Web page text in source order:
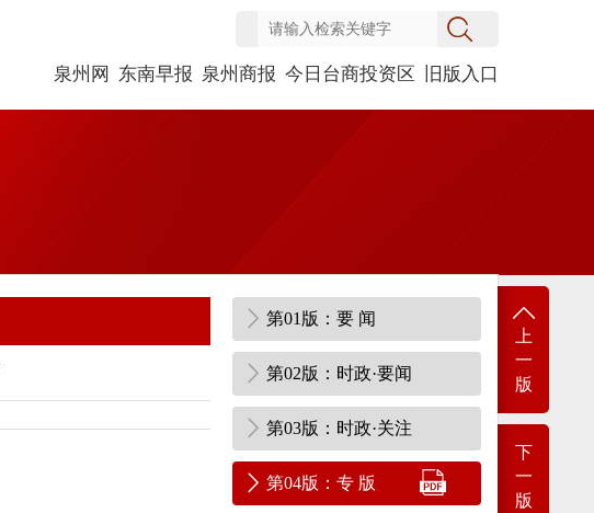
泉州网 东南早报 泉州商报 今日台商投资区 旧版入口
上
一
版
下
一
版
第01版：要 闻
第02版：时政·要闻
第03版：时政·关注
第04版：专 版